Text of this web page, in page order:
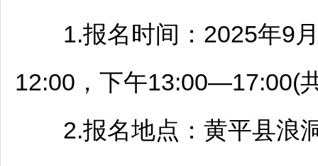
1.报名时间：2025年9月
12:00，下午13:00—17:00(
2.报名地点： 黄平县浪